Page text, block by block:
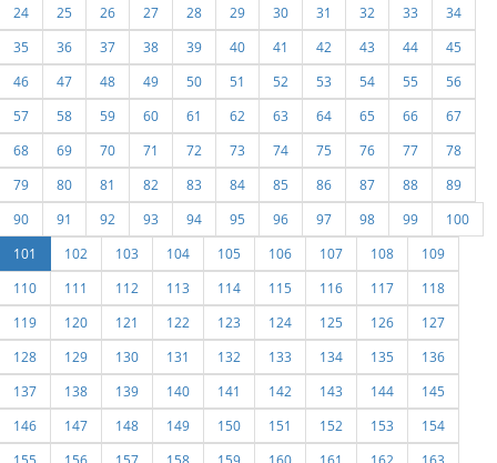
24
25 26 27 28 29 30 31 32 33
34
35
36 37 38 39 40 41 42 43 44
45
46
47 48 49 50 51 52 53 54 55
56
57
58 59 60 61 62 63 64 65 66
67
68
69 70 71 72 73 74 75 76 77
78
79
80 81 82 83 84 85 86 87 88
89
90
91 92 93 94 95 96 97 98 99
100
101
102 103 104 105 106 107 108
109
110
111 112 113 114 115 116 117
118
119
120 121 122 123 124 125 126
127
128
129 130 131 132 133 134 135
136
137
138 139 140 141 142 143 144
145
146
147 148 149 150 151 152 153
154